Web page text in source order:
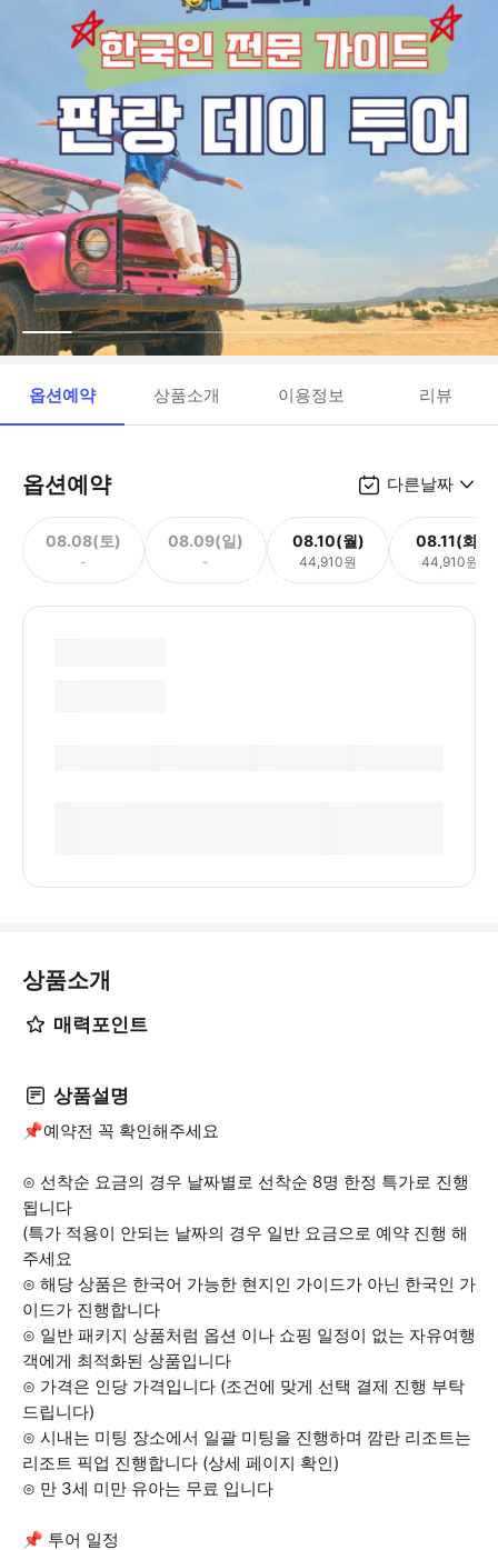
옵션예약 상품소개 이용정보 리뷰
옵션예약 다른날짜
08.08(토)
-
08.09(일)
-
08.10(월)
44,910원
08.11(화)
44,910원
상품소개
매력포인트
상품설명
📌예약전 꼭 확인해주세요
⊙ 선착순 요금의 경우 날짜별로 선착순 8명 한정 특가로 진행
됩니다
(특가 적용이 안되는 날짜의 경우 일반 요금으로 예약 진행 해
주세요
⊙ 해당 상품은 한국어 가능한 현지인 가이드가 아닌 한국인 가
이드가 진행합니다
⊙ 일반 패키지 상품처럼 옵션 이나 쇼핑 일정이 없는 자유여행
객에게 최적화된 상품입니다
⊙ 가격은 인당 가격입니다 (조건에 맞게 선택 결제 진행 부탁
드립니다)
⊙ 시내는 미팅 장소에서 일괄 미팅을 진행하며 깜란 리조트는
리조트 픽업 진행합니다 (상세 페이지 확인)
⊙ 만 3세 미만 유아는 무료 입니다
📌 투어 일정